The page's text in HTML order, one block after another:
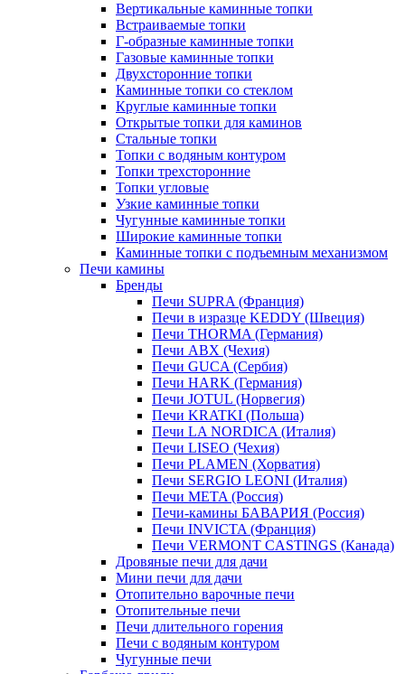
Вертикальные каминные топки
Встраиваемые топки
Г-образные каминные топки
Газовые каминные топки
Двухсторонние топки
Каминные топки со стеклом
Круглые каминные топки
Открытые топки для каминов
Стальные топки
Топки с водяным контуром
Топки трехсторонние
Топки угловые
Узкие каминные топки
Чугунные каминные топки
Широкие каминные топки
Каминные топки с подъемным механизмом
Печи камины
Бренды
Печи SUPRA (Франция)
Печи в изразце KEDDY (Швеция)
Печи THORMA (Германия)
Печи ABX (Чехия)
Печи GUCA (Сербия)
Печи HARK (Германия)
Печи JOTUL (Норвегия)
Печи KRATKI (Польша)
Печи LA NORDICA (Италия)
Печи LISEO (Чехия)
Печи PLAMEN (Хорватия)
Печи SERGIO LEONI (Италия)
Печи META (Россия)
Печи-камины БАВАРИЯ (Россия)
Печи INVICTA (Франция)
Печи VERMONT CASTINGS (Канада)
Дровяные печи для дачи
Мини печи для дачи
Отопительно варочные печи
Отопительные печи
Печи длительного горения
Печи с водяным контуром
Чугунные печи